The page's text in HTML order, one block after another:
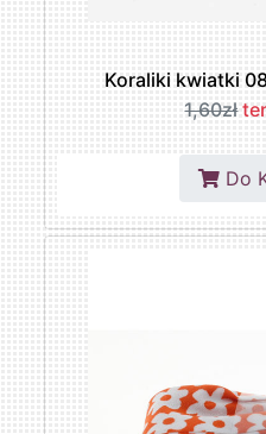
Koraliki kwiatki
1,60zł
Do